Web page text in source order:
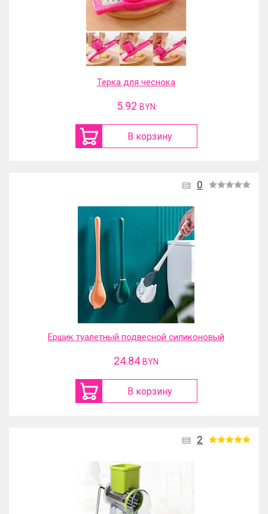
Терка для чеснока
5.92 BYN
В корзину
0
Ершик туалетный подвесной силиконовый
24.84 BYN
В корзину
2